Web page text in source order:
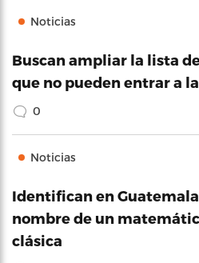
Noticias
Buscan ampliar la lista
que no pueden entrar a
0
Noticias
Identifican en
nombre de un
clásica